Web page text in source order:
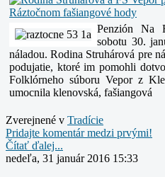
Penzión Na
sobotu 30.
náladou. Rodina Struhárová pre
podujatie, ktoré im pomohli
Folklórneho súboru Vepor z
umocnila klenovská, fašiangová
Zverejnené v Tradície
Pridajte komentár medzi prvými!
Čítať ďalej...
nedeľa, 31 január 2016 15:33